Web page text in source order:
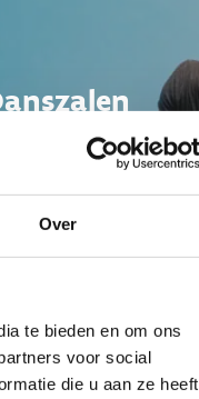
Over
te bieden en om ons
voor social
die u aan ze heeft